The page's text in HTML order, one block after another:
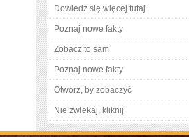
Dowiedz się więcej tutaj
Poznaj nowe fakty
Zobacz to sam
Poznaj nowe fakty
Otwórz, by zobaczyć
Nie zwlekaj, kliknij